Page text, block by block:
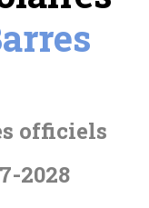
officiels
2028